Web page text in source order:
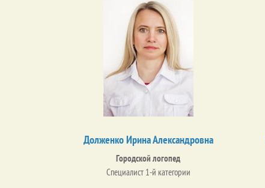
Долженко Ирина Александровна
Городской логопед
Специалист 1-й категории